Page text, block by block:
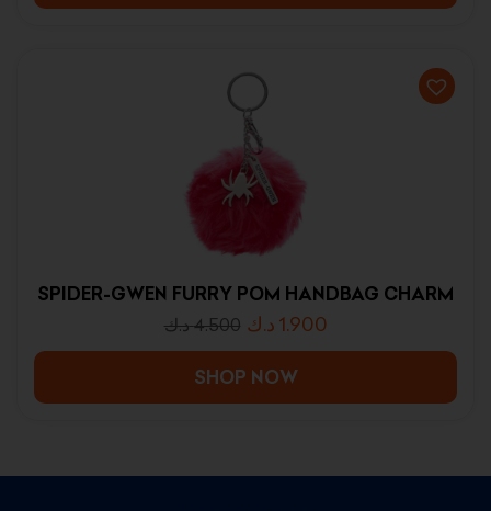
SPIDER-GWEN FURRY POM HANDBAG CHARM
4.500 د.ك 1.900 د.ك
SHOP NOW